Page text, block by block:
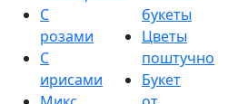
С
розами
С
ирисами
букеты
Цветы
поштучно
Букет